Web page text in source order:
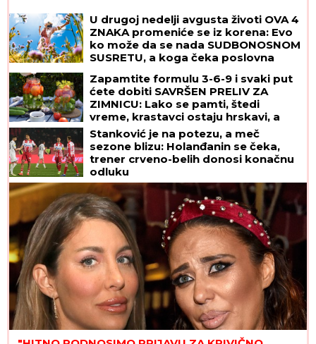
U drugoj nedelji avgusta životi OVA 4
ZNAKA promeniće se iz korena: Evo
ko može da se nada SUDBONOSNOM
SUSRETU, a koga čeka poslovna
Zapamtite formulu 3-6-9 i svaki put
ćete dobiti SAVRŠEN PRELIV ZA
ZIMNICU: Lako se pamti, štedi
vreme, krastavci ostaju hrskavi, a
paradajz ne puca
Stanković je na potezu, a meč
sezone blizu: Holanđanin se čeka,
trener crveno-belih donosi konačnu
odluku